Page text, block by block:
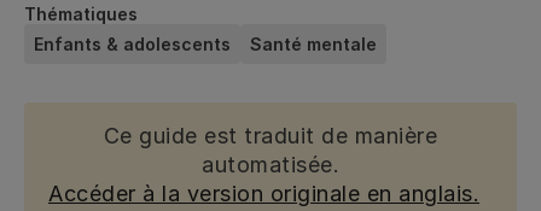
Thématiques
Enfants & adolescents
Santé mentale
Ce guide est traduit de manière
automatisée.
Accéder à la version originale en anglais.